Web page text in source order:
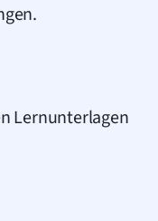
Lernunterlagen